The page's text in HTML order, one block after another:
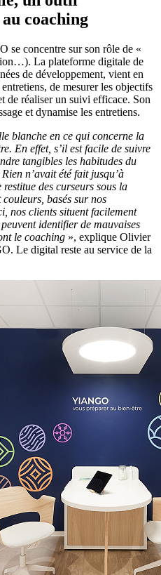
coaching
se concentre sur son rôle de «
La plateforme digitale de
de développement, vient en
de mesurer les objectifs
de réaliser un suivi efficace. Son
et dynamise les entretiens.
blanche en ce qui concerne la
En effet, s’il est facile de suivre
tangibles les habitudes du
n’avait été fait jusqu’à
des curseurs sous la
basés sur nos
nos clients situent facilement
identifier de mauvaises
le coaching », explique Olivier
Le digital reste au service de la